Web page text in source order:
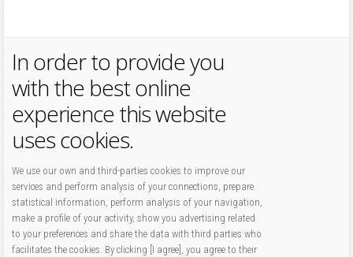
In order to provide you
with the best online
experience this website
uses cookies.
We use our own and third-parties cookies to improve our
services and perform analysis of your connections, prepare
statistical information, perform analysis of your navigation,
make a profile of your activity, show you advertising related
to your preferences and share the data with third parties who
facilitates the cookies. By clicking [I agree], you agree to their